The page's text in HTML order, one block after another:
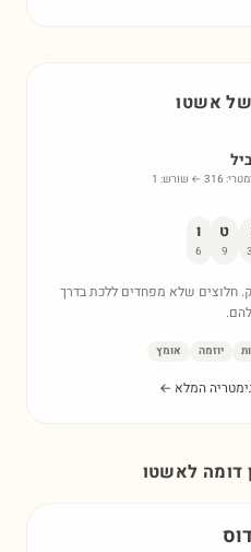
אשטו
316 ← שורש: 1
ט
9
ו
6
חלוצים שלא מפחדים ללכת בדרך
יוזמה אומץ
המלא ←
דומה לאשטו